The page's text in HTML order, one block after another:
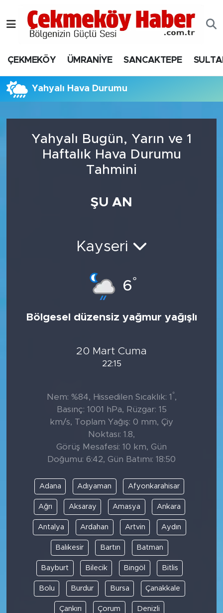
ÇEKMEKÖY ÜMRANİYE SANCAKTEPE
Yahyalı Hava Durumu
Yahyalı Bugün, Yarın ve 1
Haftalık Hava Durumu
Tahmini
ŞU AN
Kayseri
6°
Bölgesel düzensiz yağmur yağışlı
20 Mart Cuma
22:15
Nem: %84, Hissedilen Sıcaklık: 1 °,
Basınç: 1001 hPa, Rüzgar: 15
km/s, Toplam Yağış: 0 mm, Çiy
Noktası: 1.8,
Görüş Mesafesi: 10 km, Gün
Doğumu: 6:42, Gün Batımı: 18:50
Adana Adıyaman Afyonkarahisar
Ağrı Aksaray Amasya Ankara
Antalya Ardahan Artvin Aydın
Balıkesir Bartın Batman
Bayburt Bilecik Bingöl Bitlis
Bolu Burdur Bursa Çanakkale
Çankırı Çorum Denizli
Nöbetçi Eczaneler
Hava Durumu
Namaz Vakitleri
Süper Lig Puan Durumu ve Fikstür
Tüm Manşetler